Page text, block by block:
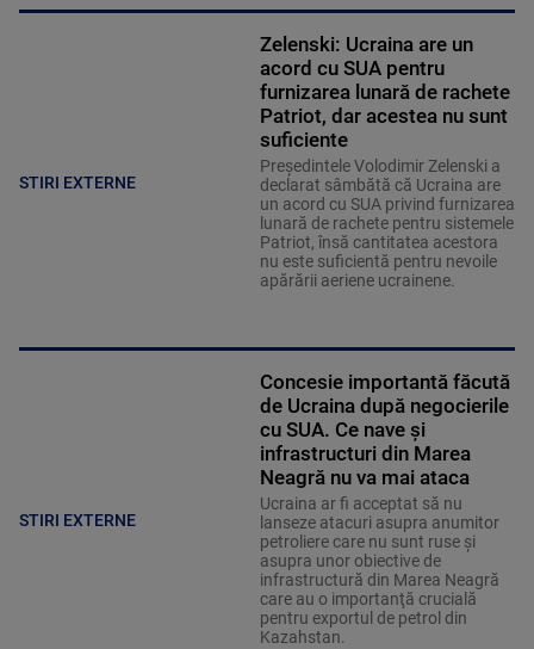
STIRI EXTERNE
Zelenski: Ucraina are un
acord cu SUA pentru
furnizarea lunară de rachete
Patriot, dar acestea nu sunt
suficiente
Preşedintele Volodimir Zelenski a
declarat sâmbătă că Ucraina are
un acord cu SUA privind furnizarea
lunară de rachete pentru sistemele
Patriot, însă cantitatea acestora
nu este suficientă pentru nevoile
apărării aeriene ucrainene.
STIRI EXTERNE
Concesie importantă făcută
de Ucraina după negocierile
cu SUA. Ce nave şi
infrastructuri din Marea
Neagră nu va mai ataca
Ucraina ar fi acceptat să nu
lanseze atacuri asupra anumitor
petroliere care nu sunt ruse şi
asupra unor obiective de
infrastructură din Marea Neagră
care au o importanţă crucială
pentru exportul de petrol din
Kazahstan.